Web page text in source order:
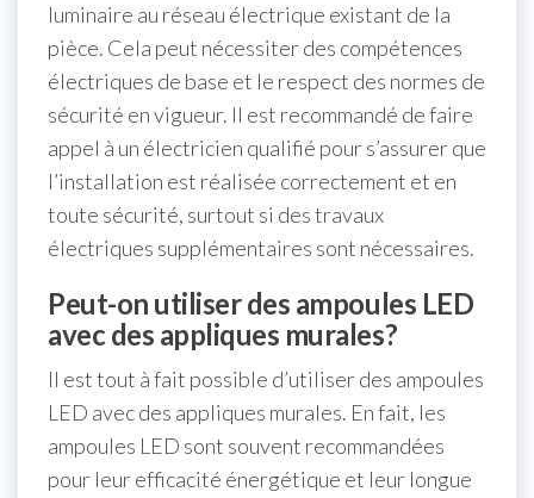
luminaire au réseau électrique existant de la
pièce. Cela peut nécessiter des compétences
électriques de base et le respect des normes de
sécurité en vigueur. Il est recommandé de faire
appel à un électricien qualifié pour s’assurer que
l’installation est réalisée correctement et en
toute sécurité, surtout si des travaux
électriques supplémentaires sont nécessaires.
Peut-on utiliser des ampoules LED
avec des appliques murales?
Il est tout à fait possible d’utiliser des ampoules
LED avec des appliques murales. En fait, les
ampoules LED sont souvent recommandées
pour leur efficacité énergétique et leur longue